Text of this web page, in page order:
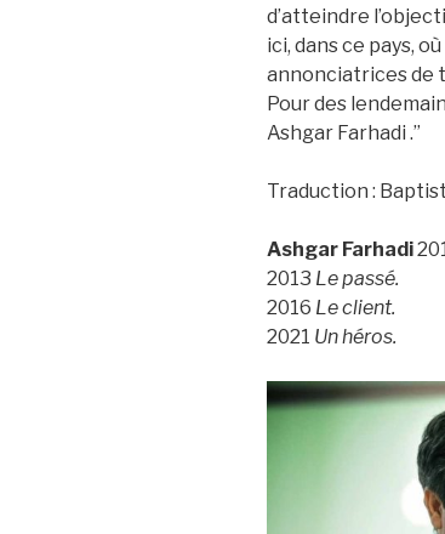
d’atteindre
ici, dans ce pays,
annonciatrices de
Pour des
Ashgar Farhadi .”
Traduction :
Ashgar Farhadi
2013 Le passé.
2016 Le client.
2021 Un héros.